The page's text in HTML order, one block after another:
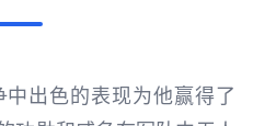
出色的表现为他赢得了